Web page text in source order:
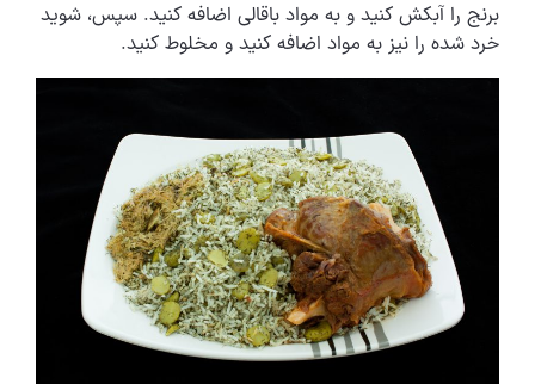
برنج را آبکش کنید و به مواد باقالی اضافه کنید. سپس، شوید
خرد شده را نیز به مواد اضافه کنید و مخلوط کنید.